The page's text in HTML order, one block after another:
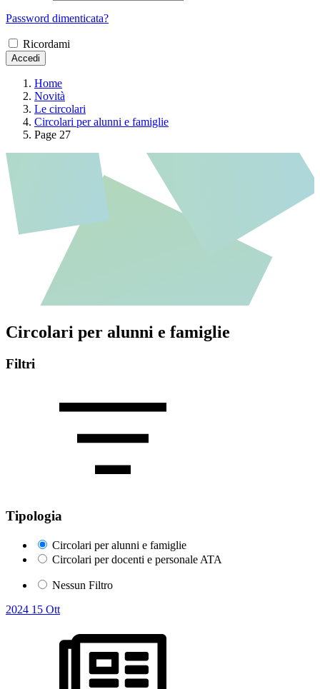
Password dimenticata?
Ricordami
Accedi
Home
Novità
Le circolari
Circolari per alunni e famiglie
Page 27
Circolari per alunni e famiglie
Filtri
Tipologia
Circolari per alunni e famiglie
Circolari per docenti e personale ATA
Nessun Filtro
2024 15 Ott